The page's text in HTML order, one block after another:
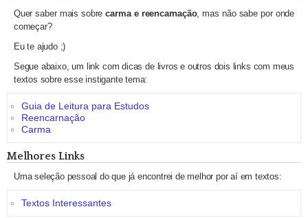
Quer saber mais sobrecarma e reencarnação, mas não sabe por onde
começar?
Eu te ajudo ;)
Segue abaixo, um link com dicas de livros e outros dois links com meus
textos sobre esse instigante tema:
Guia de Leitura para Estudos
Reencarnação
Carma
Melhores Links
Uma seleção pessoal do que já encontrei de melhor por aí em textos:
Textos Interessantes